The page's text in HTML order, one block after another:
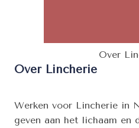
Over
Over Lincherie
Werken voor Lincherie in
geven aan het lichaam en